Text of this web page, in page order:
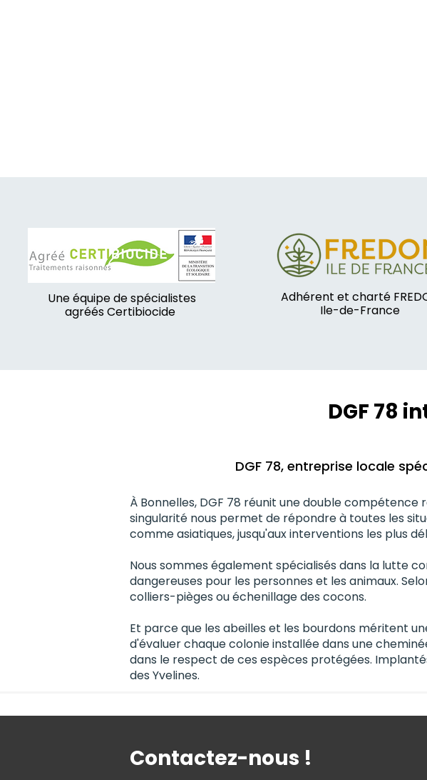
Une équipe de spécialistes
agréés Certibiocide
Adhérent et charté
Ile-de-France
DGF 78
DGF 78, entreprise locale
À Bonnelles, DGF 78 réunit une double
singularité nous permet de répondre à toutes les
comme asiatiques, jusqu'aux interventions les plus
Nous sommes également spécialisés dans la lutte
dangereuses pour les personnes et les animaux.
colliers-pièges ou échenillage des cocons.
Et parce que les abeilles et les bourdons méritent
d'évaluer chaque colonie installée dans une
dans le respect de ces espèces protégées.
des Yvelines.
Contactez-nous !